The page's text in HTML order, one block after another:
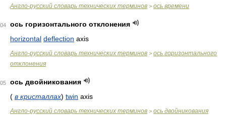
Англо-русский словарь технических терминов > ось времени
ось горизонтального отклонения
horizontal deflection axis
Англо-русский словарь технических терминов > ось горизонтального
отклонения
ось двойникования
( в кристаллах) twin axis
Англо-русский словарь технических терминов > ось двойникования